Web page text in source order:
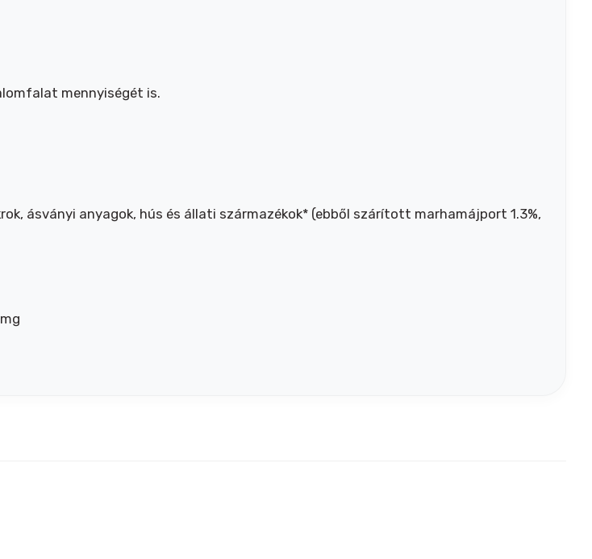
mennyiségét is.
ásványi anyagok, hús és állati származékok* (ebből szárított marhamájport 1.3%,